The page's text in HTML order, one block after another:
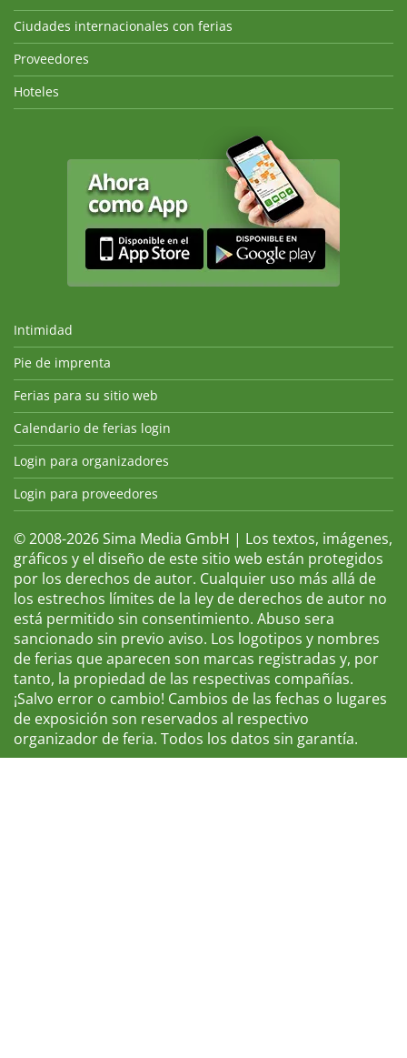
Ciudades internacionales con ferias
Proveedores
Hoteles
Intimidad
Pie de imprenta
Ferias para su sitio web
Calendario de ferias login
Login para organizadores
Login para proveedores
© 2008-2026 Sima Media GmbH | Los textos, imágenes,
gráficos y el diseño de este sitio web están protegidos
por los derechos de autor. Cualquier uso más allá de
los estrechos límites de la ley de derechos de autor no
está permitido sin consentimiento. Abuso sera
sancionado sin previo aviso. Los logotipos y nombres
de ferias que aparecen son marcas registradas y, por
tanto, la propiedad de las respectivas compañías.
¡Salvo error o cambio! Cambios de las fechas o lugares
de exposición son reservados al respectivo
organizador de feria. Todos los datos sin garantía.